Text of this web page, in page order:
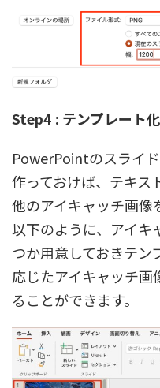
Step4 : テンプレート
PowerPointのスライ
作っておけば、テキス
他のアイキャッチ画像
以下のように、アイキ
つか用意しておきテン
応じたアイキャッチ
ることができます。